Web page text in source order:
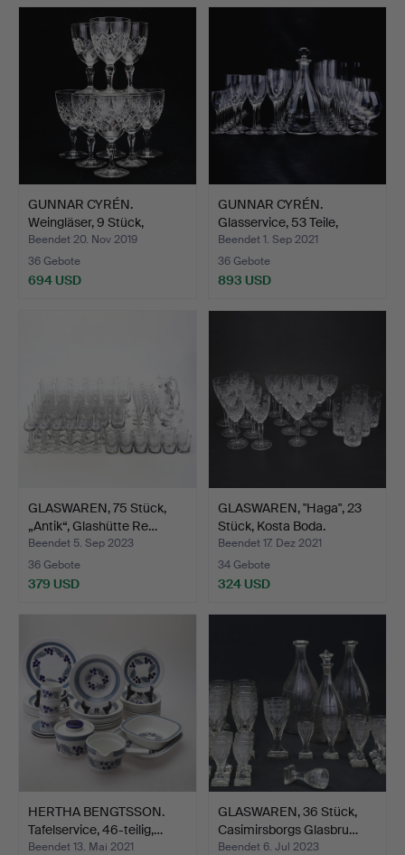
GUNNAR CYRÉN.
Weingläser, 9 Stück,
"Karoli…
Beendet 20. Nov 2019
36 Gebote
694 USD
GUNNAR CYRÉN.
Glasservice, 53 Teile,
"Opti…
Beendet 1. Sep 2021
36 Gebote
893 USD
GLASWAREN, 75 Stück,
„Antik“, Glashütte Re…
Beendet 5. Sep 2023
36 Gebote
379 USD
GLASWAREN, "Haga", 23
Stück, Kosta Boda.
Beendet 17. Dez 2021
34 Gebote
324 USD
HERTHA BENGTSSON.
Tafelservice, 46-teilig,…
Beendet 13. Mai 2021
GLASWAREN, 36 Stück,
Casimirsborgs Glasbru…
Beendet 6. Jul 2023